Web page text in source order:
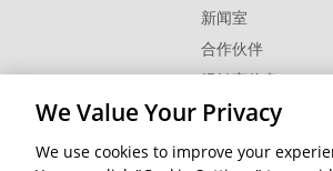
新闻室
合作伙伴
经销商信息
联络我们
© 2026 讯连科技. 保留
We Value Your Privacy
We use cookies to improve your